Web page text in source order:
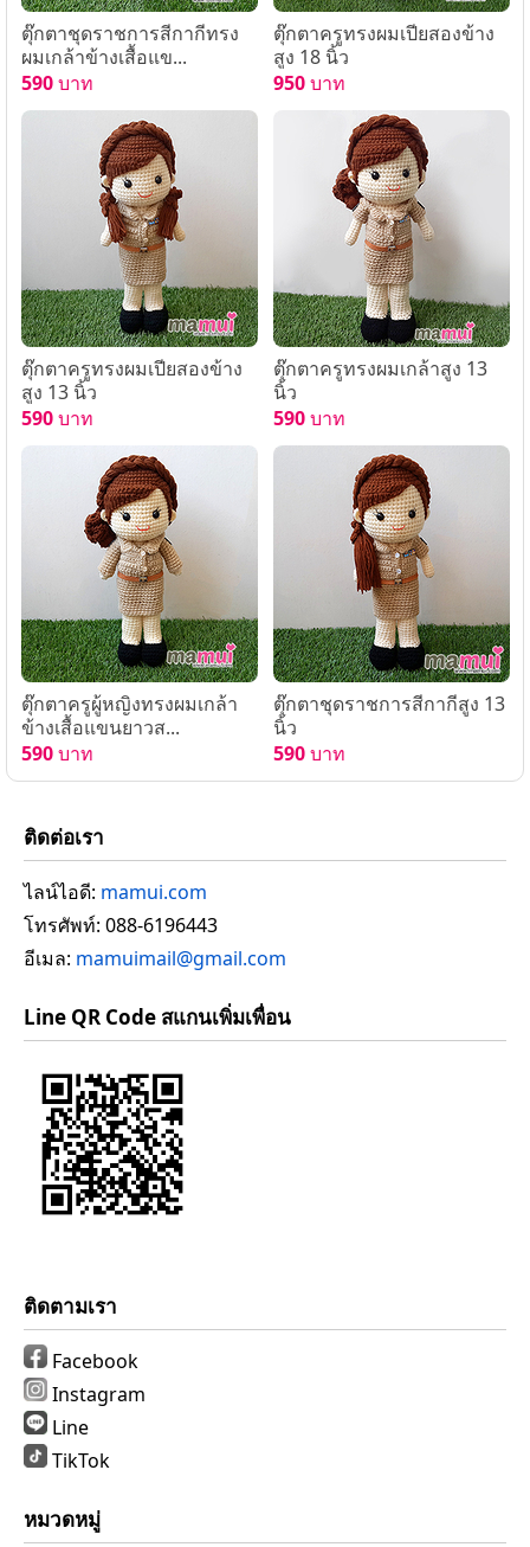
ตุ๊กตาชุดราชการสีกากีทรง
ผมเกล้าข้างเสื้อแข...
590บาท
ตุ๊กตาครูทรงผมเปียสองข้าง
สูง 18 นิ้ว
950บาท
ตุ๊กตาครูทรงผมเปียสองข้าง
สูง 13 นิ้ว
590บาท
ตุ๊กตาครูทรงผมเกล้าสูง 13
นิ้ว
590บาท
ตุ๊กตาครูผู้หญิงทรงผมเกล้า
ข้างเสื้อแขนยาวส...
590บาท
ตุ๊กตาชุดราชการสีกากีสูง 13
นิ้ว
590บาท
ติดต่อเรา
ไลน์ไอดี: mamui.com
โทรศัพท์: 088-6196443
อีเมล: mamuimail@gmail.com
Line QR Code สแกนเพิ่มเพื่อน
ติดตามเรา
Facebook
Instagram
Line
TikTok
หมวดหมู่